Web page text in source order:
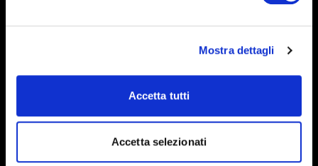
Mostra dettagli
Accetta tutti
Accetta selezionati